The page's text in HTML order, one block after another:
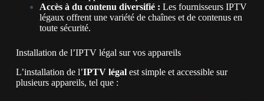
Accès à du contenu diversifié : Les fournisseurs IPTV
légaux offrent une variété de chaînes et de contenus en
toute sécurité.
Installation de l’IPTV légal sur vos appareils
L’installation de l’IPTV légalest simple et accessible sur
plusieurs appareils, tel que :